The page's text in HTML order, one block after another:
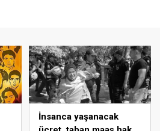
İnsanca yaşanacak